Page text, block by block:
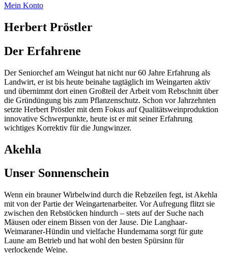
Mein Konto
Herbert Pröstler
Der Erfahrene
Der Seniorchef am Weingut hat nicht nur 60 Jahre Erfahrung als
Landwirt, er ist bis heute beinahe tagtäglich im Weingarten aktiv
und übernimmt dort einen Großteil der Arbeit vom Rebschnitt über
die Gründüngung bis zum Pflanzenschutz. Schon vor Jahrzehnten
setzte Herbert Pröstler mit dem Fokus auf Qualitätsweinproduktion
innovative Schwerpunkte, heute ist er mit seiner Erfahrung
wichtiges Korrektiv für die Jungwinzer.
Akehla
Unser Sonnenschein
Wenn ein brauner Wirbelwind durch die Rebzeilen fegt, ist Akehla
mit von der Partie der Weingartenarbeiter. Vor Aufregung flitzt sie
zwischen den Rebstöcken hindurch – stets auf der Suche nach
Mäusen oder einem Bissen von der Jause. Die Langhaar-
Weimaraner-Hündin und vielfache Hundemama sorgt für gute
Laune am Betrieb und hat wohl den besten Spürsinn für
verlockende Weine.